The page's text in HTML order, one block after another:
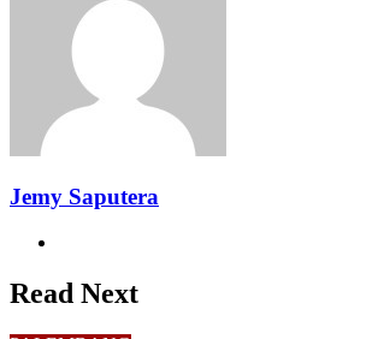
Jemy Saputera
Read Next